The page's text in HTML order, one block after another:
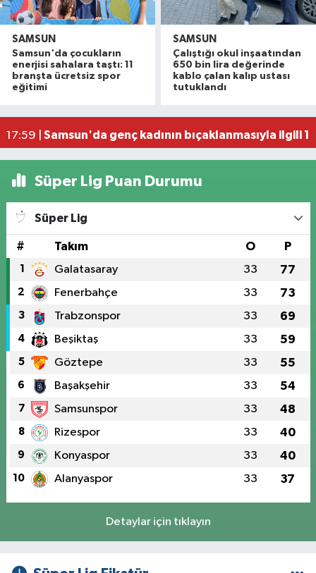
SAMSUN
Samsun'da çocukların
enerjisi sahalara taştı: 11
branşta ücretsiz spor
eğitimi
SAMSUN
Çalıştığı okul inşaatından
650 bin lira değerinde
kablo çalan kalıp ustası
tutuklandı
22:58 |İller Arası Muay Thai Açık Hava Turnuvası
22:36 |Konteyner ev alevlere teslim oldu
19:59 | NebiyanFest başladı: 7 yaşındaki çocuktan
17:59 | Samsun'da genç kadının bıçaklanmasıyla ilgili
Süper Lig Puan Durumu
Süper Lig
# Takım O P
1 Galatasaray 33 77
2 Fenerbahçe 33 73
3 Trabzonspor 33 69
4 Beşiktaş 33 59
5 Göztepe 33 55
6 Başakşehir 33 54
7 Samsunspor 33 48
8 Rizespor 33 40
9 Konyaspor 33 40
10 Alanyaspor 33 37
Detaylar için tıklayın